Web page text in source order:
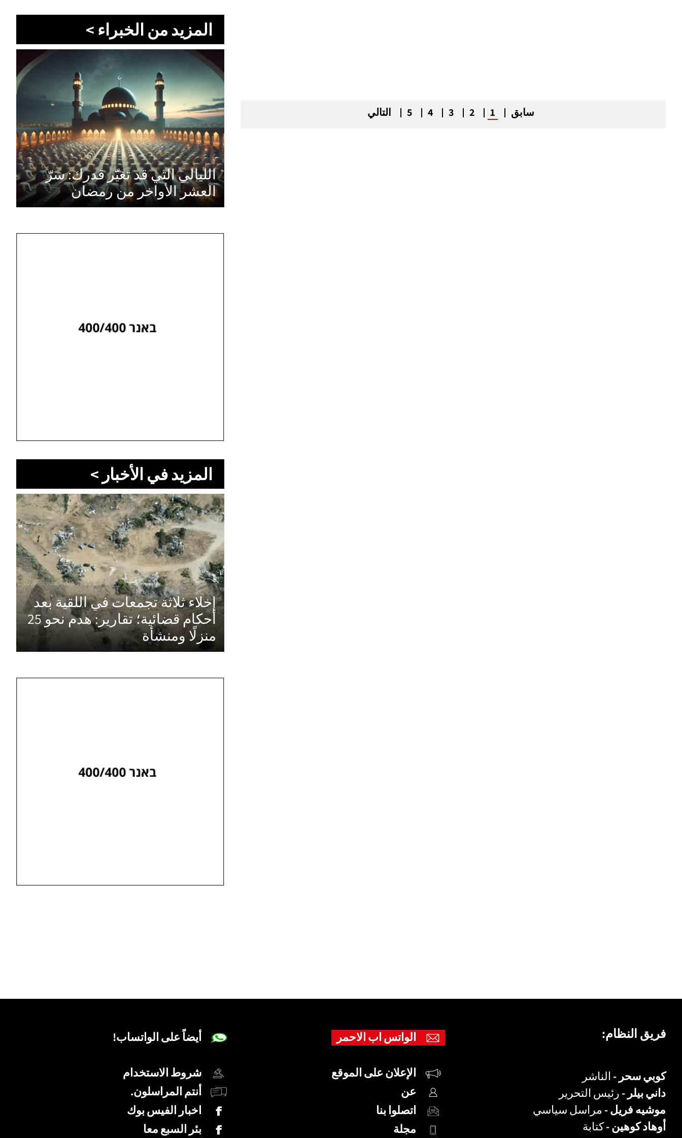
سابق 1
2
3
4
5 التالي
المزيد من الخبراء >
الليالي التي قد تغيّر قدرك: سرّ
العشر الأواخر من رمضان
المزيد في الأخبار >
إخلاء ثلاثة تجمعات في اللقية بعد
أحكام قضائية؛ تقارير: هدم نحو 25
منزلًا ومنشأة
أيضاً على الواتساب!
شروط الاستخدام
أنتم المراسلون.
اخبار الفيس بوك
بئر السبع معا
الواتس اب الاحمر
الإعلان على الموقع
عن
اتصلوا بنا
مجلة
فريق النظام:
كوبي سحر - الناشر
داني بيلر - رئيس التحرير
موشيه فريل - مراسل سياسي
أوهاد كوهين -كتابة